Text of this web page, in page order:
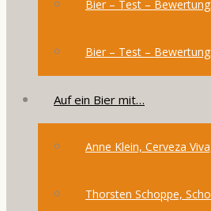
Bier – Test –
Bier – Test –
Auf ein Bier mit…
Anne Klein, Cerveza
Thorsten Schoppe,